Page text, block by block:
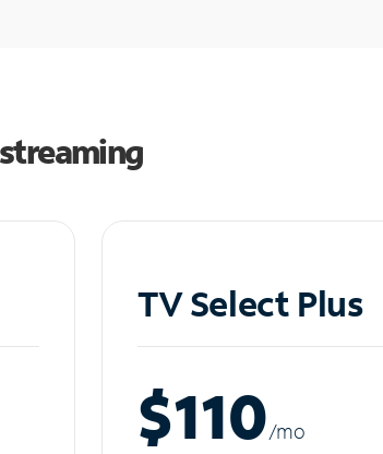
TV Select Plus
$110/mo